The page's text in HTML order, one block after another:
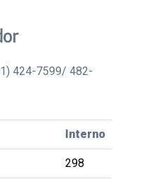
424-7599/ 482-
Interno
298